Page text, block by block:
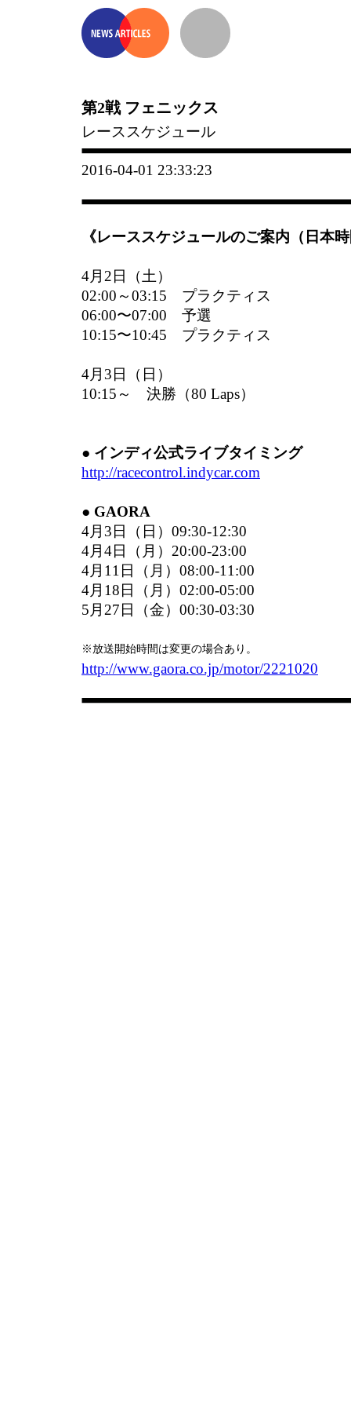
第2戦 フェニックス
レーススケジュール
2016-04-01 23:33:23
《レーススケジュールのご案内（日本
4月2日（土）
02:00～03:15 プラクティス
06:00〜07:00 予選
10:15〜10:45 プラクティス
4月3日（日）
10:15～ 決勝（80 Laps）
● インディ公式ライブタイミング
http://racecontrol.indycar.com
● GAORA
4月3日（日）09:30-12:30
4月4日（月）20:00-23:00
4月11日（月）08:00-11:00
4月18日（月）02:00-05:00
5月27日（金）00:30-03:30
※放送開始時間は変更の場合あり。
http://www.gaora.co.jp/motor/2221020